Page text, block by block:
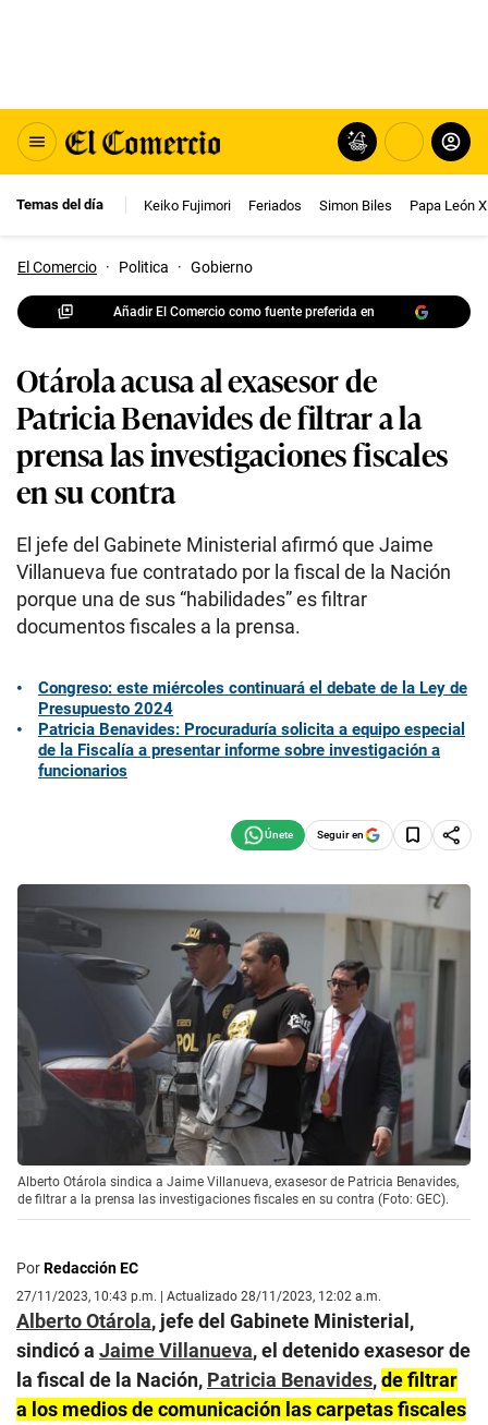
Temas del día Keiko Fujimori Feriados Simon Biles Papa León
El Comercio · Politica · Gobierno
Añadir El Comercio como fuente preferida en
Otárola acusa al exasesor de
Patricia Benavides de filtrar a la
prensa las investigaciones fiscales
en su contra
El jefe del Gabinete Ministerial afirmó que Jaime
Villanueva fue contratado por la fiscal de la Nación
porque una de sus “habilidades” es filtrar
documentos fiscales a la prensa.
Congreso: este miércoles continuará el debate de la Ley de
Presupuesto 2024
Patricia Benavides: Procuraduría solicita a equipo especial
de la Fiscalía a presentar informe sobre investigación a
funcionarios
Seguir en
Alberto Otárola sindica a Jaime Villanueva, exasesor de Patricia Benavides,
de filtrar a la prensa las investigaciones fiscales en su contra (Foto: GEC).
PorRedacción EC
27/11/2023, 10:43 p.m. | Actualizado 28/11/2023, 12:02 a.m.
Alberto Otárola, jefe del Gabinete Ministerial,
sindicó a Jaime Villanueva, el detenido exasesor de
la fiscal de la Nación, Patricia Benavides,de filtrar
a los medios de comunicación las carpetas fiscales